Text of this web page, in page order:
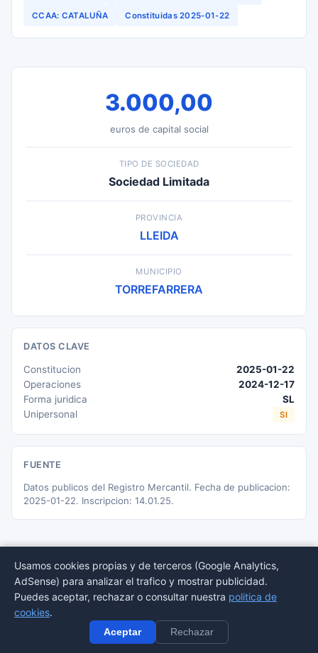
CCAA: CATALUÑA Constituidas 2025-01-22
3.000,00
euros de capital social
TIPO DE SOCIEDAD
Sociedad Limitada
PROVINCIA
LLEIDA
MUNICIPIO
TORREFARRERA
DATOS CLAVE
Constitucion
2025-01-22
Operaciones
2024-12-17
Forma juridica
SL
Unipersonal
SI
FUENTE
Datos publicos del Registro Mercantil. Fecha de publicacion:
2025-01-22. Inscripcion: 14.01.25.
© 2026 BORMEDirectorio — Datos publicos del Registro Mercantil
Provincias
legal
Usamos cookies propias y de terceros (Google Analytics,
AdSense) para analizar el trafico y mostrar publicidad.
Puedes aceptar, rechazar o consultar nuestra politica de
cookies.
Aceptar Rechazar